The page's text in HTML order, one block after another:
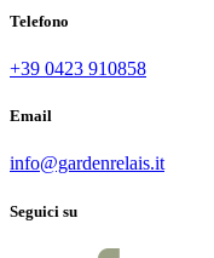
Telefono
+39 0423 910858
Email
info@gardenrelais.it
Seguici su